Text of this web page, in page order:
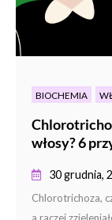
BIOCHEMIA
włosy? 6
30 grudnia,
Chlorotrichoza,
a raczej